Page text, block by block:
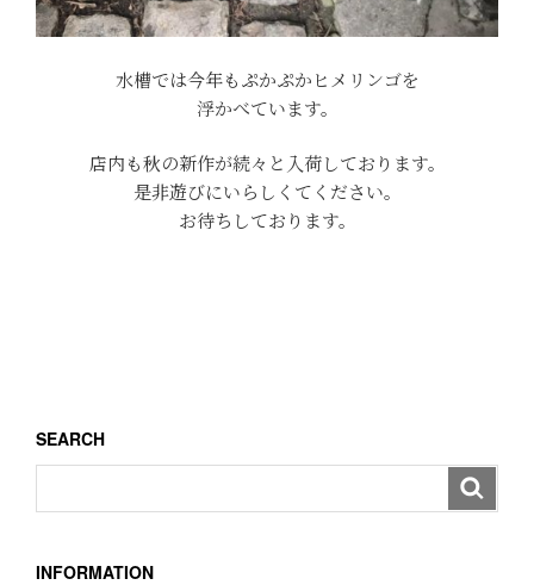
水槽では今年もぷかぷかヒメリンゴを
浮かべています。
店内も秋の新作が続々と入荷しております。
是非遊びにいらしくてください。
お待ちしております。
SEARCH
INFORMATION